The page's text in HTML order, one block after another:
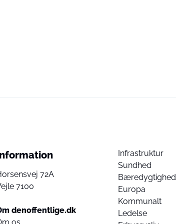
72A
7100
denoffentlige.dk
Infrastruktur
Sundhed
Bæredygtighed
Europa
Kommunalt
Ledelse